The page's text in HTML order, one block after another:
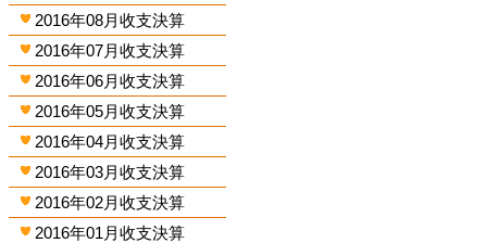
2016年08月收支決算
2016年07月收支決算
2016年06月收支決算
2016年05月收支決算
2016年04月收支決算
2016年03月收支決算
2016年02月收支決算
2016年01月收支決算